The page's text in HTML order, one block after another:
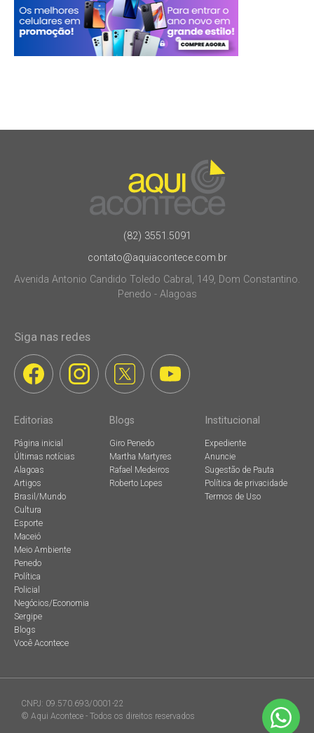
(82) 3551.5091
contato@aquiacontece.com.br
Avenida Antonio Candido Toledo Cabral, 149, Dom Constantino.
Penedo - Alagoas
Siga nas redes
Editorias
Página inicial
Últimas notícias
Alagoas
Artigos
Brasil/Mundo
Cultura
Esporte
Maceió
Meio Ambiente
Penedo
Política
Policial
Negócios/Economia
Sergipe
Blogs
Você Acontece
Blogs
Giro Penedo
Martha Martyres
Rafael Medeiros
Roberto Lopes
Institucional
Expediente
Anuncie
Sugestão de Pauta
Política de privacidade
Termos de Uso
CNPJ: 09.570.693/0001-22
© Aqui Acontece - Todos os direitos reservados